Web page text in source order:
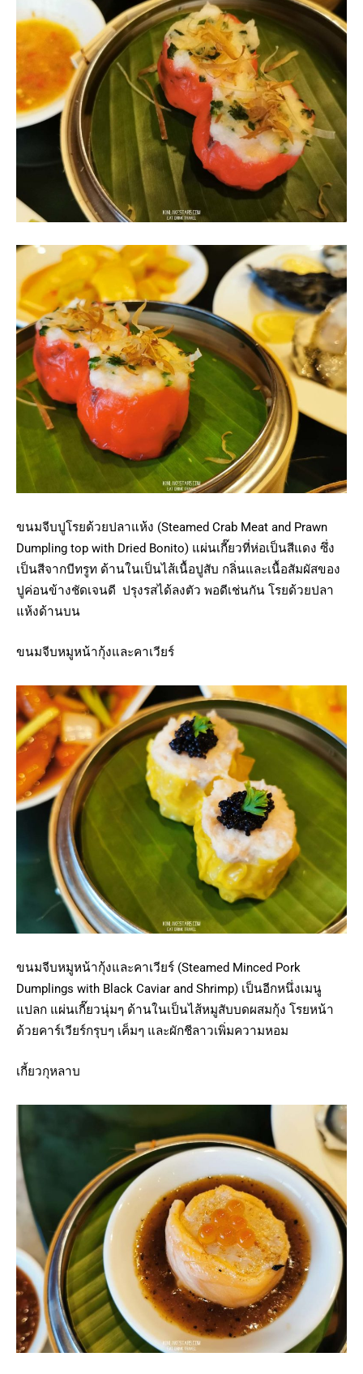
ขนมจีบปูโรยด้วยปลาแห้ง (Steamed Crab Meat and Prawn
Dumpling top with Dried Bonito) แผ่นเกี๊ยวที่ห่อเป็นสีแดง ซึ่ง
เป็นสีจากบีทรูท ด้านในเป็นไส้เนื้อปูสับ กลิ่นและเนื้อสัมผัสของ
ปูค่อนข้างชัดเจนดี ปรุงรสได้ลงตัว พอดีเช่นกัน โรยด้วยปลา
แห้งด้านบน
ขนมจีบหมูหน้ากุ้งและคาเวียร์
ขนมจีบหมูหน้ากุ้งและคาเวียร์ (Steamed Minced Pork
Dumplings with Black Caviar and Shrimp) เป็นอีกหนึ่งเมนู
แปลก แผ่นเกี๊ยวนุ่มๆ ด้านในเป็นไส้หมูสับบดผสมกุ้ง โรยหน้า
ด้วยคาร์เวียร์กรุบๆ เค็มๆ และผักชีลาวเพิ่มความหอม
เกี้ยวกุหลาบ